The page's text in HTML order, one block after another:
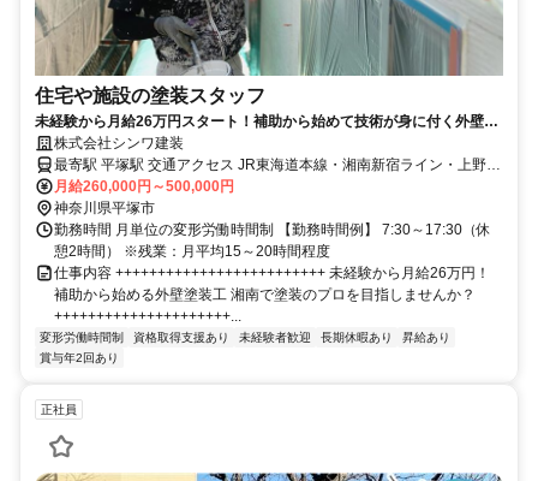
住宅や施設の塗装スタッフ
未経験から月給26万円スタート！補助から始めて技術が身に付く外壁塗
装工株式会社シンワ建装
最寄駅 平塚駅 交通アクセス JR東海道本線・湘南新宿ライン・上野東
京ライン「平塚駅」より車で13分
月給260,000円～500,000円
神奈川県平塚市
勤務時間 月単位の変形労働時間制 【勤務時間例】 7:30～17:30（休
憩2時間） ※残業：月平均15～20時間程度
仕事内容 +++++++++++++++++++++++++ 未経験から月給26万円！
補助から始める外壁塗装工 湘南で塗装のプロを目指しませんか？
+++++++++++++++++++++...
変形労働時間制 資格取得支援あり 未経験者歓迎 長期休暇あり
昇給あり
賞与年2回あり
正社員